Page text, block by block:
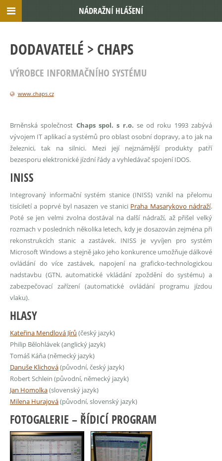
DODAVATELÉ > CHAPS
VÝROBCE INFORMAČNÍHO SYSTÉMU
www.chaps.cz
Brněnská společnost Chaps spol. s r.o. se od roku 1993 zabývá
vývojem IT aplikací a systémů pro oblast osobní dopravy, a to jak na
železnici, tak na silnici. Mezi její nejznámější produkty patří
bezesporu elektronické jízdní řády a vyhledávač spojení IDOS.
INISS
Integrovaný informační systém stanice (INISS) vznikl na přelomu
tisíciletí a poprvé byl nasazen ve stanici Praha Masarykovo nádraží.
Poté se jen velmi zvolna dostával na další nádraží, až přišel velký
rozmach v posledních několika letech, kdy je dosazován zejména při
rekonstrukcích stanic a zastávek. INISS je vyvíjen pro systém
Microsoft Windows a stejně jako jeho konkurence umožňuje dálkové
ovládání do více zastávek, napojení na graficko-technologickou
nadstavbu (GTN, automatické vkládání zpoždění do systému) a
zabezpečovací zařízení (automatické ovládání programu jízdou
vlaku).
HLASY
Kateřina Mendlová Jírů (český jazyk)
Philip Bělohlávek (anglický jazyk)
Tomáš Káňa (německý jazyk)
Danuše Klichová(původní, český jazyk)
Robert Schlein (původní, německý jazyk)
Jan Homolka(slovenský jazyk)
Milena Hurajová(původní, slovenský jazyk)
FOTOGALERIE – ŘÍDICÍ PROGRAM
NÁDRAŽNÍ HLÁŠENÍ